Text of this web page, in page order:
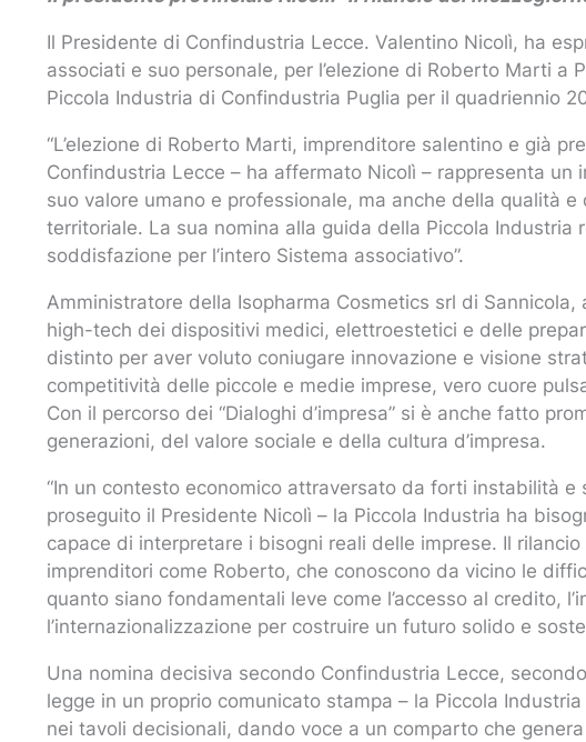
Il Presidente di Confindustria Lecce. Valentino Nicolì, ha
associati e suo personale, per l’elezione di Roberto Marti a
Piccola Industria di Confindustria Puglia per il quadriennio
“L’elezione di Roberto Marti, imprenditore salentino e già
Confindustria Lecce – ha affermato Nicolì – rappresenta
suo valore umano e professionale, ma anche della qualità e
territoriale. La sua nomina alla guida della Piccola Industria
soddisfazione per l’intero Sistema associativo”.
Amministratore della Isopharma Cosmetics srl di
high-tech dei dispositivi medici, elettroestetici e delle
distinto per aver voluto coniugare innovazione e visione
competitività delle piccole e medie imprese, vero cuore
Con il percorso dei “Dialoghi d’impresa” si è anche fatto
generazioni, del valore sociale e della cultura d’impresa.
“In un contesto economico attraversato da forti instabilità e
proseguito il Presidente Nicolì – la Piccola Industria ha
capace di interpretare i bisogni reali delle imprese. Il
imprenditori come Roberto, che conoscono da vicino le
quanto siano fondamentali leve come l’accesso al credito,
l’internazionalizzazione per costruire un futuro solido e
Una nomina decisiva secondo Confindustria Lecce,
legge in un proprio comunicato stampa – la Piccola
nei tavoli decisionali, dando voce a un comparto che